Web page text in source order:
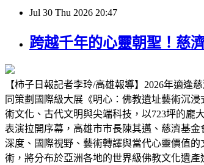
Jul 30 Thu 2026 20:47
跨越千年的心靈朝聖！慈
【柿子日報記者李玲/高雄報導】2026年適逢
同策劃國際級大展《明心：佛教遺址藝術沉
術文化、古代文明與尖端科技，以723坪的龐
表演拉開序幕，高雄市市長陳其邁、慈濟基
深度、國際視野、藝術轉譯與當代心靈價值
術，將分布於亞洲各地的世界級佛教文化遺